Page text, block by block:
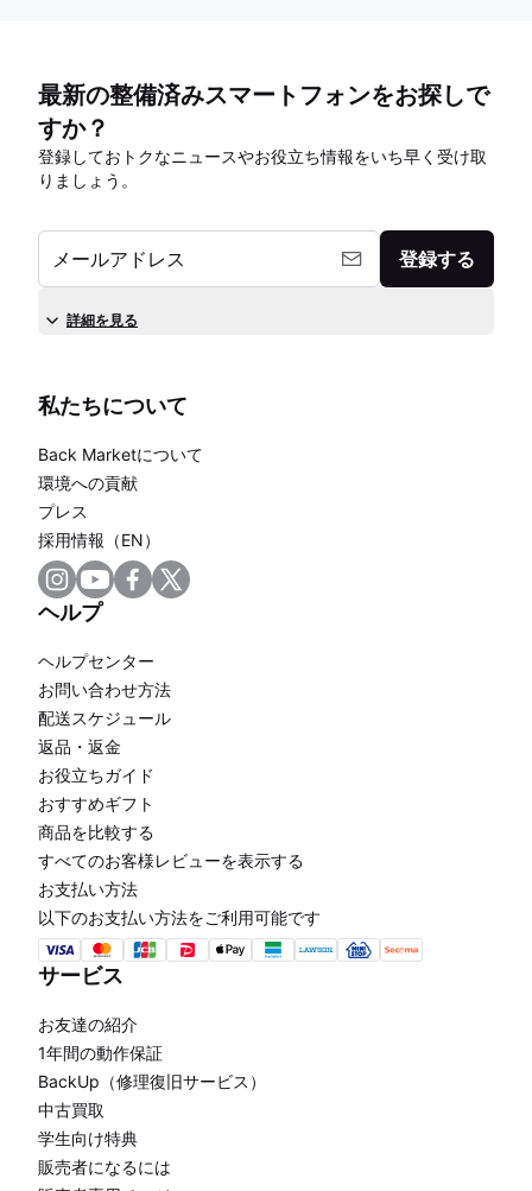
最新の整備済みスマートフォンをお探しで
すか？
登録しておトクなニュースやお役立ち情報をいち早く受け取
りましょう。
メールアドレス 登録する
詳細を見る
私たちについて
Back Marketについて
環境への貢献
プレス
採用情報（EN）
ヘルプ
ヘルプセンター
お問い合わせ方法
配送スケジュール
返品・返金
お役立ちガイド
おすすめギフト
商品を比較する
すべてのお客様レビューを表示する
お支払い方法
以下のお支払い方法をご利用可能です
サービス
お友達の紹介
1年間の動作保証
BackUp（修理復旧サービス）
中古買取
学生向け特典
販売者になるには